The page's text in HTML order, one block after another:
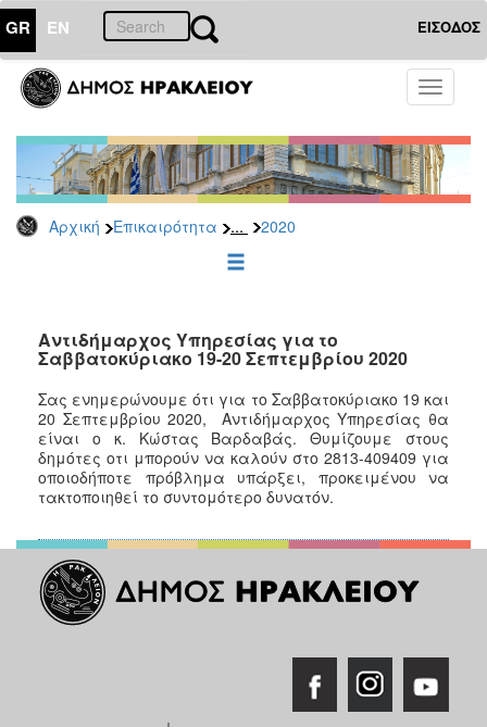
GR EN ΕΙΣΟΔΟΣ
Toggle
Αρχική Επικαιρότητα ... 2020
ΕΠΙΚΑΙΡΟΤΗΤΑ
Τύπου
Αρχείο
2026
2025
2022
2021
2020
2019
2018
2017
2015
2013
Αντιδήμαρχος Υπηρεσίας για το
Σαββατοκύριακο 19-20 Σεπτεμβρίου 2020
Σας ενημερώνουμε ότι για το Σαββατοκύριακο 19 και
20 Σεπτεμβρίου 2020,
Αντιδήμαρχος Υπηρεσίας θα
είναι ο κ. Κώστας Βαρδαβάς. Θυμίζουμε στους
δημότες οτι μπορούν να καλούν στο 2813-409409 για
οποιοδήποτε πρόβλημα υπάρξει, προκειμένου να
τακτοποιηθεί το συντομότερο δυνατόν.